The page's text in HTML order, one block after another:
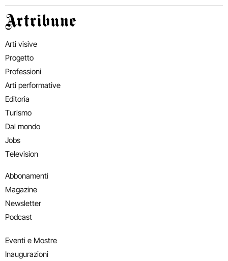
Artribune
Arti visive
Progetto
Professioni
Arti performative
Editoria
Turismo
Dal mondo
Jobs
Television
Abbonamenti
Magazine
Newsletter
Podcast
Eventi e Mostre
Inaugurazioni